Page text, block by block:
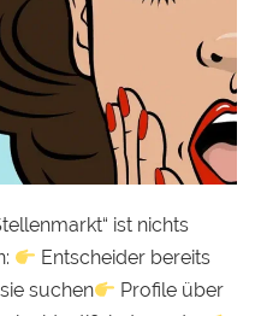
ist nichts
Entscheider bereits
suchen
Profile über